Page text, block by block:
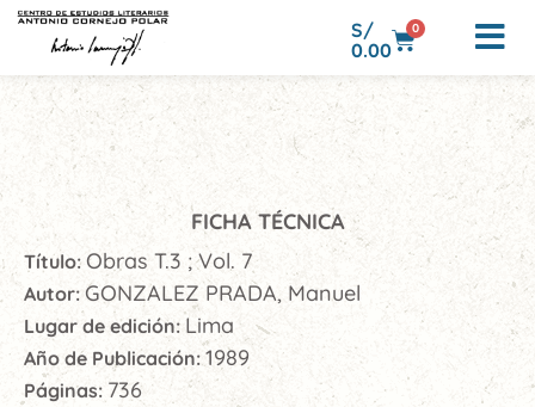
S/
0.00
0
FICHA TÉCNICA
Título: Obras T.3 ; Vol. 7
Autor: GONZALEZ PRADA, Manuel
Lugar de edición: Lima
Año de Publicación:1989
Páginas: 736